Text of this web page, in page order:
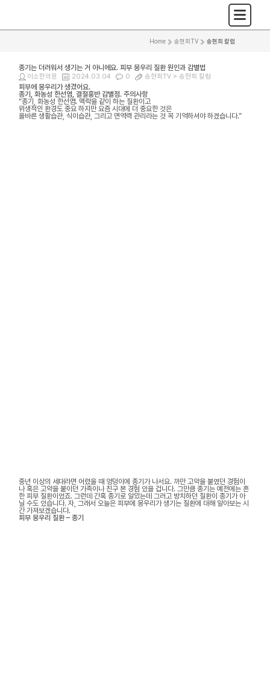
Home > 송현희TV > 송현희 칼럼
종기는 더러워서 생기는 거 아니에요. 피부 몽우리 질환 원인과 감별법
이소한의원 2024.03.04 0 송현희TV >송현희 칼럼
피부에 몽우리가 생겼어요.
종기, 화농성 한선염, 결절홍반 감별점. 주의사항
“종기, 화농성 한선염. 맥락을 같이 하는 질환이고
위생적인 환경도 중요 하지만 요즘 시대에 더 중요한 것은
올바른 생활습관, 식이습관, 그리고 면역력 관리라는 것 꼭 기억하셔야 하겠습니다.”
중년 이상의 세대라면 어렸을 때 엉덩이에 종기가 나서요. 까만 고약을 붙였던 경험이
나 혹은 고약을 붙이던 가족이나 친구 본 경험 있을 겁니다. 그만큼 종기는 예전에는 흔
한 피부 질환이었죠. 그런데 간혹 종기로 알았는데 그러고 방치하던 질환이 종기가 아
닐 수도 있습니다. 자, 그래서 오늘은 피부에 몽우리가 생기는 질환에 대해 알아보는 시
간 가져보겠습니다.
피부 몽우리 질환 – 종기